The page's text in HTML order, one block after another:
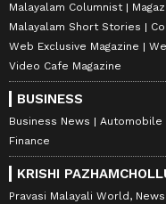
Malayalam Columnist
Malayalam Short Stories
Web Exclusive Magazine
Video Cafe Magazine
BUSINESS
Business News Automobile
Finance
KRISHI
Pravasi Malayali World,